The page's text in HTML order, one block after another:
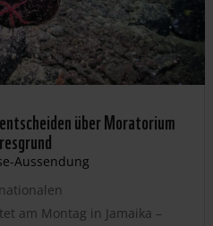
über Moratorium
Aussendung
am Montag in Jamaika –